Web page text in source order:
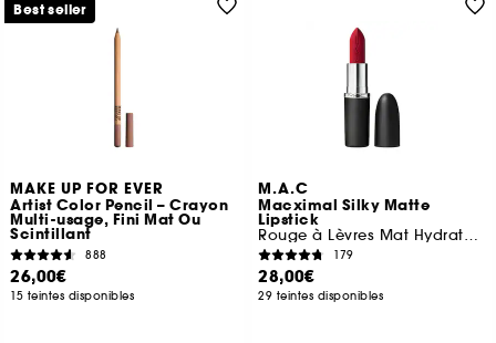
MAKE UP FOR EVER
Artist Color Pencil – Crayon
Multi-usage, Fini Mat Ou
Scintillant
888
26,00€
15 teintes disponibles
Best seller
M.A.C
Macximal Silky Matte
Lipstick
Rouge à Lèvres Mat Hydratant
179
28,00€
29 teintes disponibles